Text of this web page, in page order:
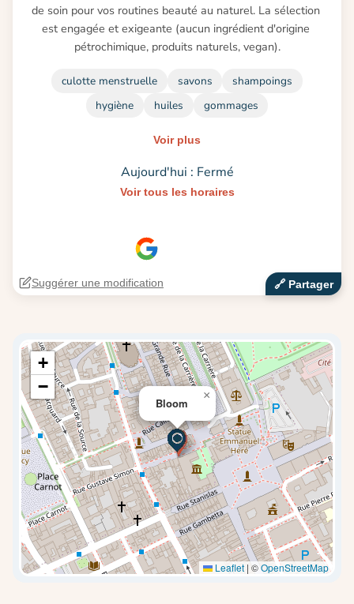
de soin pour vos routines beauté au naturel. La sélection
est engagée et exigeante (aucun ingrédient d'origine
pétrochimique, produits naturels, vegan).
culotte menstruelle savons
shampoings
hygiène
huiles gommages
Voir plus
Aujourd'hui : Fermé
Voir tous les horaires
🔗‍️ Partager
Suggérer une modification
Bloom
×
+
−
Leaflet | ©OpenStreetMap